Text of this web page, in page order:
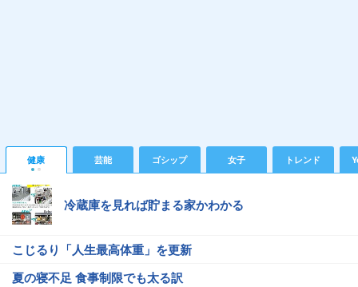
健康 芸能 ゴシップ 女子 トレンド
冷蔵庫を見れば貯まる家かわかる
こじるり「人生最高体重」を更新
夏の寝不足 食事制限でも太る訳